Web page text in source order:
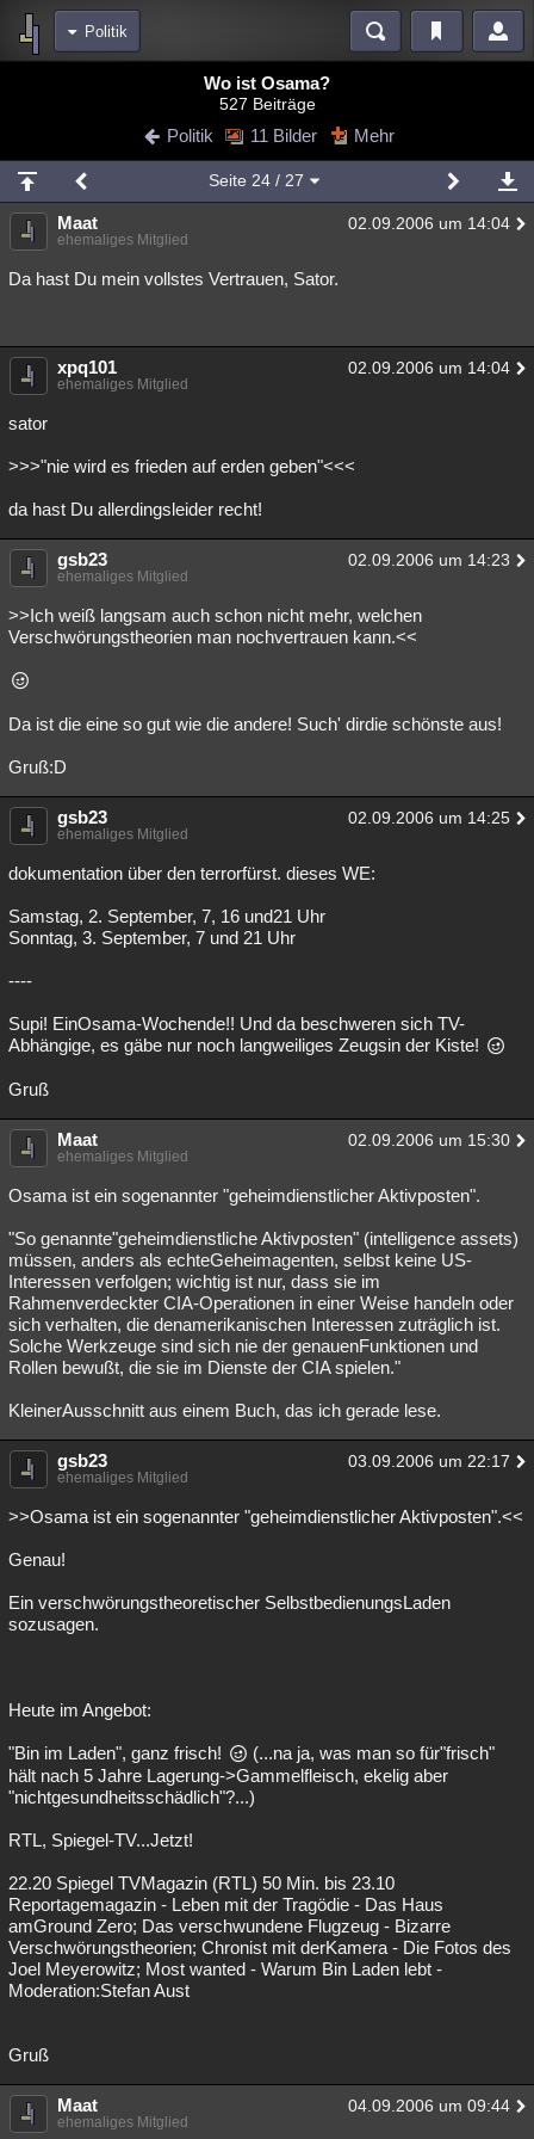
Politik
Blogs Videos
Chat Wiki Neuigkeiten
meine Rubriken
Menschen Mystery Kriminalfälle
Spiritualität Verschwörungen Technologie
weitere Rubriken
Philosophie Träume
Besucht Geschlossen
Lesenswert Schlüsselwörter
Wo ist Osama?
527 Beiträge
Politik 11 Bilder Mehr
Seite 24/ 27
Maat 02.09.2006 um 14:04
ehemaliges Mitglied
Da hast Du mein vollstes Vertrauen, Sator.
xpq101 02.09.2006 um 14:04
ehemaliges Mitglied
sator
>>>"nie wird es frieden auf erden geben"<<<
da hast Du allerdingsleider recht!
gsb23 02.09.2006 um 14:23
ehemaliges Mitglied
>>Ich weiß langsam auch schon nicht mehr, welchen
Verschwörungstheorien man nochvertrauen kann.<<
Da ist die eine so gut wie die andere! Such' dirdie schönste aus!
Gruß:D
gsb23 02.09.2006 um 14:25
ehemaliges Mitglied
dokumentation über den terrorfürst. dieses WE:
Samstag, 2. September, 7, 16 und21 Uhr
Sonntag, 3. September, 7 und 21 Uhr
----
Supi! EinOsama-Wochende!! Und da beschweren sich TV-
Abhängige, es gäbe nur noch langweiliges Zeugsin der Kiste!
Gruß
Maat 02.09.2006 um 15:30
ehemaliges Mitglied
Osama ist ein sogenannter "geheimdienstlicher Aktivposten".
"So genannte"geheimdienstliche Aktivposten" (intelligence assets)
müssen, anders als echteGeheimagenten, selbst keine US-
Interessen verfolgen; wichtig ist nur, dass sie im
Rahmenverdeckter CIA-Operationen in einer Weise handeln oder
sich verhalten, die denamerikanischen Interessen zuträglich ist.
Solche Werkzeuge sind sich nie der genauenFunktionen und
Rollen bewußt, die sie im Dienste der CIA spielen."
KleinerAusschnitt aus einem Buch, das ich gerade lese.
gsb23 03.09.2006 um 22:17
ehemaliges Mitglied
>>Osama ist ein sogenannter "geheimdienstlicher Aktivposten".<<
Genau!
Ein verschwörungstheoretischer SelbstbedienungsLaden
sozusagen.
Heute im Angebot:
"Bin im Laden", ganz frisch!
(...na ja, was man so für"frisch"
hält nach 5 Jahre Lagerung->Gammelfleisch, ekelig aber
"nichtgesundheitsschädlich"?...)
RTL, Spiegel-TV...Jetzt!
22.20 Spiegel TVMagazin (RTL) 50 Min. bis 23.10
Reportagemagazin - Leben mit der Tragödie - Das Haus
amGround Zero; Das verschwundene Flugzeug - Bizarre
Verschwörungstheorien; Chronist mit derKamera - Die Fotos des
Joel Meyerowitz; Most wanted - Warum Bin Laden lebt -
Moderation:Stefan Aust
Gruß
Maat 04.09.2006 um 09:44
ehemaliges Mitglied